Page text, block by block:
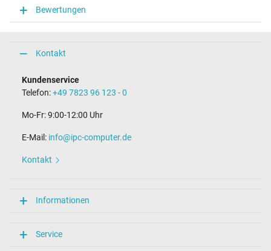
Steckertyp / -form
rund / 180° gerade
9,5 mm
Ja
Länge Anschlusskabel (m) (ca.)
Länge / Breite / Höhe
Weitere Daten
Ja
Bewertungen
Kontakt
Kundenservice
Telefon:+49 7823 96 123 - 0
Mo-Fr: 9:00-12:00 Uhr
E-Mail: info@ipc-computer.de
Kontakt
Informationen
Service